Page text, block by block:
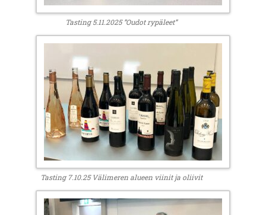
Tasting 5.11.2025 ”Oudot rypäleet”
Tasting 7.10.25 Välimeren alueen viinit ja oliivit